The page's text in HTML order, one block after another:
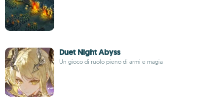
Duet Night Abyss
Un gioco di ruolo pieno di armi e magia